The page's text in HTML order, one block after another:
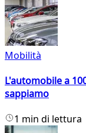
Mobilità
L'automobile a
sappiamo
1 min di lettura